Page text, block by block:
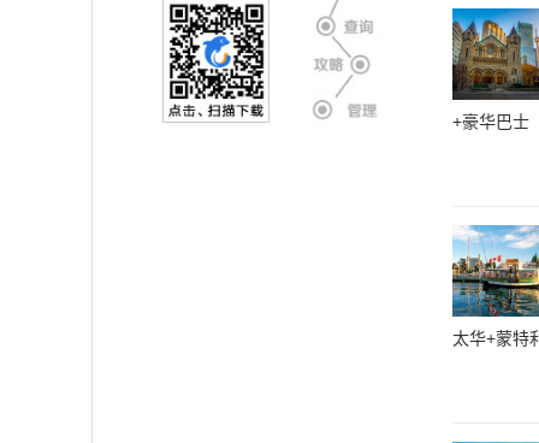
+豪华巴士
太华+蒙特